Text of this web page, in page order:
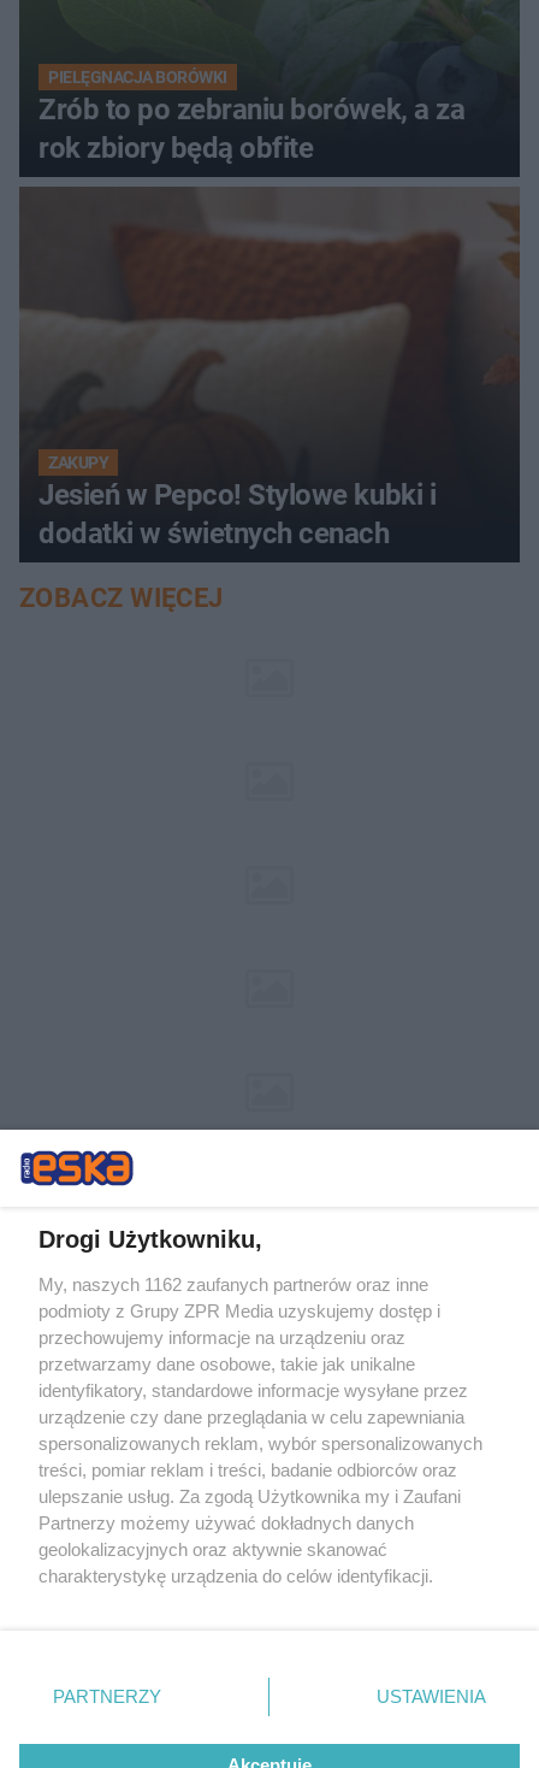
PIELĘGNACJA BORÓWKI
Zrób to po zebraniu borówek, a za
rok zbiory będą obfite
ZAKUPY
Jesień w Pepco! Stylowe kubki i
dodatki w świetnych cenach
ZOBACZ WIĘCEJ
Żaden utwór zamieszczony w serwisie nie może być powielany i
rozpowszechniany lub dalej rozpowszechniany w jakikolwiek sposób (w
tym także elektroniczny lub mechaniczny) na jakimkolwiek polu
eksploatacji w jakiejkolwiek formie, włącznie z umieszczaniem w
Internecie bez pisemnej zgody właściciela praw. Jakiekolwiek użycie lub
wykorzystanie utworów w całości lub w części z naruszeniem prawa,
tzn. bez właściwej zgody, jest zabronione pod groźbą kary i może być
ścigane prawnie.
© 2026 Grupa ZPR Media
Drogi Użytkowniku,
My, naszych 1162 zaufanych partnerów oraz inne
podmioty z Grupy ZPR Media uzyskujemy dostęp i
przechowujemy informacje na urządzeniu oraz
przetwarzamy dane osobowe, takie jak unikalne
identyfikatory, standardowe informacje wysyłane przez
urządzenie czy dane przeglądania w celu zapewniania
spersonalizowanych reklam, wybór spersonalizowanych
treści, pomiar reklam i treści, badanie odbiorców oraz
ulepszanie usług. Za zgodą Użytkownika my i Zaufani
Partnerzy możemy używać dokładnych danych
geolokalizacyjnych oraz aktywnie skanować
charakterystykę urządzenia do celów identyfikacji.
zmienić/wycofać klikając przycisk ustawień prywatności
znajdujący się w lewym dolnym rogu strony
rodzaje przetwarzania danych nie wymagają zgody
PARTNERZY USTAWIENIA